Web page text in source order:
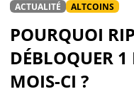
ACTUALITÉ ALTCOINS
POURQUOI
DÉBLOQUER
MOIS-CI ?